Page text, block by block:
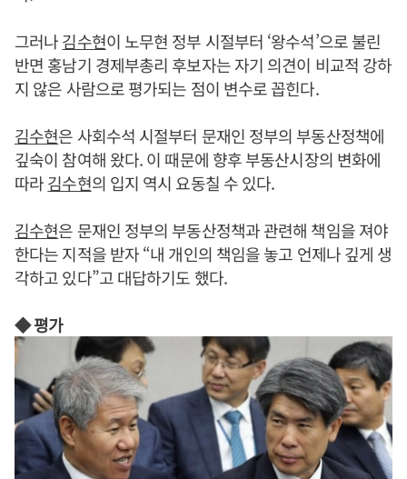
그러나김수현이 노무현 정부 시절부터 ‘왕수석’으로 불린
반면 홍남기 경제부총리 후보자는 자기 의견이 비교적 강하
지 않은 사람으로 평가되는 점이 변수로 꼽힌다.
김수현은 사회수석 시절부터 문재인 정부의 부동산정책에
깊숙이 참여해 왔다. 이 때문에 향후 부동산시장의 변화에
따라김수현의 입지 역시 요동칠 수 있다.
김수현은 문재인 정부의 부동산정책과 관련해 책임을 져야
한다는 지적을 받자 “내 개인의 책임을 놓고 언제나 깊게 생
각하고 있다”고 대답하기도 했다.
◆ 평가